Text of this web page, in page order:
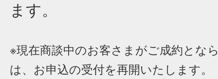
ます。
※現在商談中のお客さまがご成約とな
は、お申込の受付を再開いたします。